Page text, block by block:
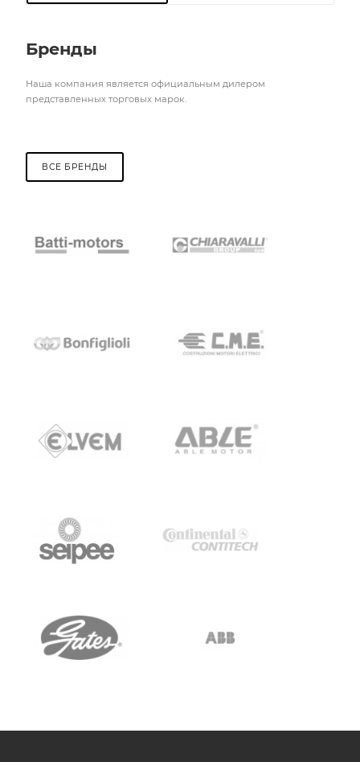
Бренды
Наша компания является официальным дилером
представленных торговых марок.
ВСЕ БРЕНДЫ